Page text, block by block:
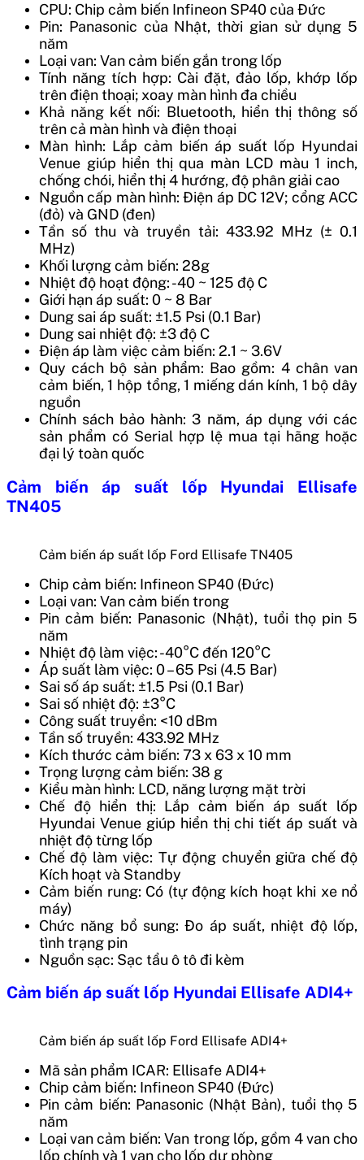
CPU: Chip cảm biến Infineon SP40 của Đức
Pin: Panasonic của Nhật, thời gian sử dụng 5
năm
Loại van: Van cảm biến gắn trong lốp
Tính năng tích hợp: Cài đặt, đảo lốp, khớp lốp
trên điện thoại; xoay màn hình đa chiều
Khả năng kết nối: Bluetooth, hiển thị thông số
trên cả màn hình và điện thoại
Màn hình: Lắp cảm biến áp suất lốp Hyundai
Venue giúp hiển thị qua màn LCD màu 1 inch,
chống chói, hiển thị 4 hướng, độ phân giải cao
Nguồn cấp màn hình: Điện áp DC 12V; cổng ACC
(đỏ) và GND (đen)
Tần số thu và truyền tải: 433.92 MHz (± 0.1
MHz)
Khối lượng cảm biến: 28g
Nhiệt độ hoạt động: -40 ~ 125 độ C
Giới hạn áp suất: 0 ~ 8 Bar
Dung sai áp suất: ±1.5 Psi (0.1 Bar)
Dung sai nhiệt độ: ±3 độ C
Điện áp làm việc cảm biến: 2.1 ~ 3.6V
Quy cách bộ sản phẩm: Bao gồm: 4 chân van
cảm biến, 1 hộp tổng, 1 miếng dán kính, 1 bộ dây
nguồn
Chính sách bảo hành: 3 năm, áp dụng với các
sản phẩm có Serial hợp lệ mua tại hãng hoặc
đại lý toàn quốc
Cảm biến áp suất lốp Hyundai Ellisafe
TN405
Cảm biến áp suất lốp Ford Ellisafe TN405
Chip cảm biến: Infineon SP40 (Đức)
Loại van: Van cảm biến trong
Pin cảm biến: Panasonic (Nhật), tuổi thọ pin 5
năm
Nhiệt độ làm việc: -40°C đến 120°C
Áp suất làm việc: 0 – 65 Psi (4.5 Bar)
Sai số áp suất: ±1.5 Psi (0.1 Bar)
Sai số nhiệt độ: ±3°C
Công suất truyền: <10 dBm
Tần số truyền: 433.92 MHz
Kích thước cảm biến: 73 x 63 x 10 mm
Trọng lượng cảm biến: 38 g
Kiểu màn hình: LCD, năng lượng mặt trời
Chế độ hiển thị: Lắp cảm biến áp suất lốp
Hyundai Venue giúp hiển thị chi tiết áp suất và
nhiệt độ từng lốp
Chế độ làm việc: Tự động chuyển giữa chế độ
Kích hoạt và Standby
Cảm biến rung: Có (tự động kích hoạt khi xe nổ
máy)
Chức năng bổ sung: Đo áp suất, nhiệt độ lốp,
tình trạng pin
Nguồn sạc: Sạc tẩu ô tô đi kèm
Cảm biến áp suất lốp Hyundai Ellisafe ADI4+
Cảm biến áp suất lốp Ford Ellisafe ADI4+
Mã sản phẩm ICAR: Ellisafe ADI4+
Chip cảm biến: Infineon SP40 (Đức)
Pin cảm biến: Panasonic (Nhật Bản), tuổi thọ 5
năm
Loại van cảm biến: Van trong lốp, gồm 4 van cho
lốp chính và 1 van cho lốp dự phòng